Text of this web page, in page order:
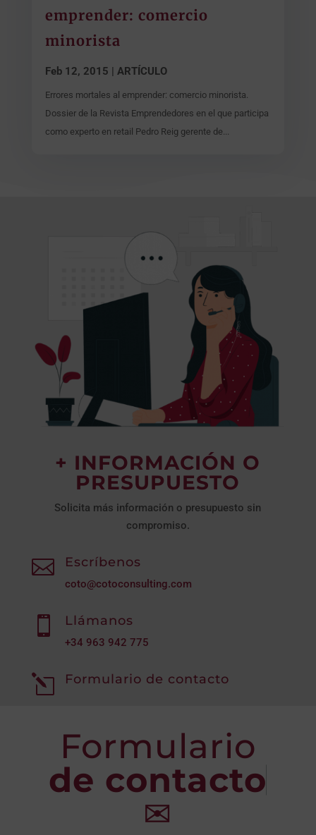
emprender: comercio
minorista
Feb 12, 2015 ARTÍCULO
Errores mortales al emprender: comercio minorista.
Dossier de la Revista Emprendedores en el que participa
como experto en retail Pedro Reig gerente de...
+ INFORMACIÓN O
PRESUPUESTO
Solicita más información o presupuesto sin
compromiso.
 Escríbenos
coto@cotoconsulting.com
 Llámanos
+34 963 942 775
l Formulario de contacto
Formulario
de contacto
✉